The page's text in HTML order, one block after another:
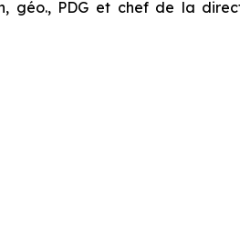
géo., PDG et chef de la